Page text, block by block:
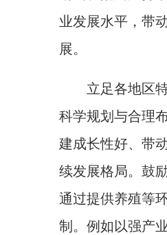
业发展水平，带
展。
立足各地区
科学规划与合理
建成长性好、带
续发展格局。鼓
通过提供养殖等
制。例如以强产